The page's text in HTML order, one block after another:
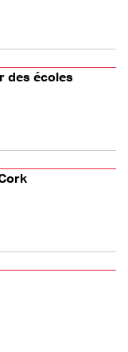
des écoles